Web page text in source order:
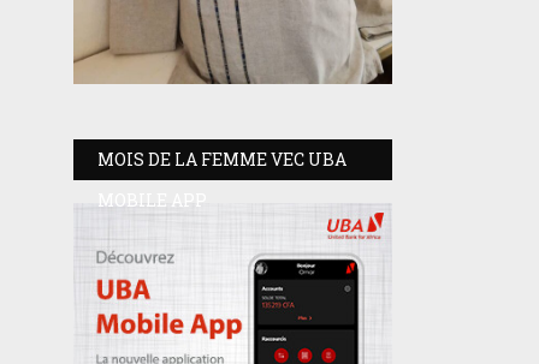
MOIS DE LA FEMME VEC UBA
MOBILE APP